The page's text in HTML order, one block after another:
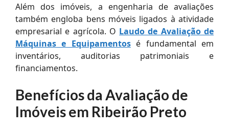
Além dos imóveis, a engenharia de avaliações
também engloba bens móveis ligados à atividade
empresarial e agrícola. O Laudo de Avaliação de
Máquinas e Equipamentosé fundamental em
inventários, auditorias patrimoniais e
financiamentos.
Benefícios da Avaliação de
Imóveis em Ribeirão Preto